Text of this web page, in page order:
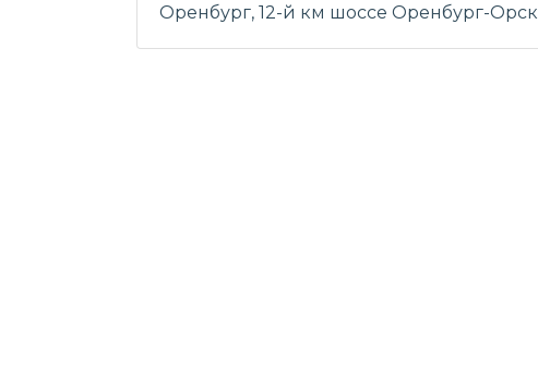
Оренбург, 12-й км шоссе Оренбург-Орск